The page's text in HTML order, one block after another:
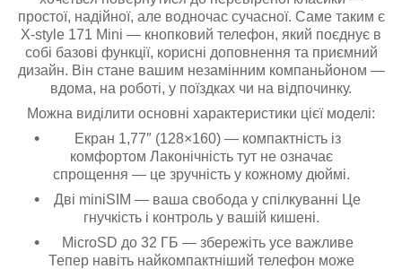
простої, надійної, але водночас сучасної. Саме таким є
X-style 171 Mini — кнопковий телефон, який поєднує в
собі базові функції, корисні доповнення та приємний
дизайн. Він стане вашим незамінним компаньйоном —
вдома, на роботі, у поїздках чи на відпочинку.
Можна виділити основні характеристики цієї моделі:
Екран 1,77″ (128×160) — компактність із
комфортом Лаконічність тут не означає
спрощення — це зручність у кожному дюймі.
Дві miniSIM — ваша свобода у спілкуванні Це
гнучкість і контроль у вашій кишені.
MicroSD до 32 ГБ — збережіть усе важливе
Тепер навіть найкомпактніший телефон може